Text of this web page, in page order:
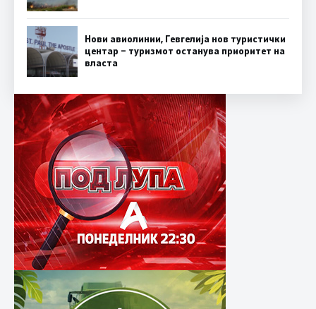
Нови авиолинии, Гевгелија нов туристички
центар – туризмот останува приоритет на
власта